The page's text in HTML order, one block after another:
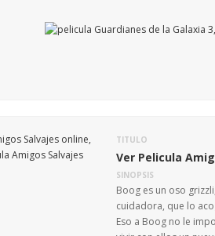
TITULO
Ver Pelicula
SINOPSIS
Boog es un oso
cuidadora, que lo
Eso a Boog no le